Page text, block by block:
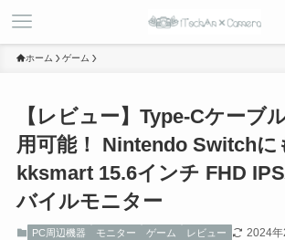
ホーム ゲーム
【レビュー】Type-Cケーブ
用可能！ Nintendo Switchに
kksmart 15.6インチ FHD
バイルモニター
PC周辺機器 モニター ゲーム レビュー 2024